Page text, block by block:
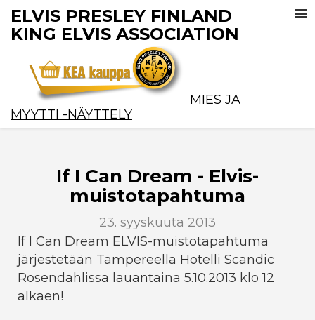
ELVIS PRESLEY FINLAND
KING ELVIS ASSOCIATION
MIES JA
MYYTTI -NÄYTTELY
If I Can Dream - Elvis-
muistotapahtuma
23. syyskuuta 2013
If I Can Dream ELVIS-muistotapahtuma
järjestetään Tampereella Hotelli Scandic
Rosendahlissa lauantaina 5.10.2013 klo 12
alkaen!